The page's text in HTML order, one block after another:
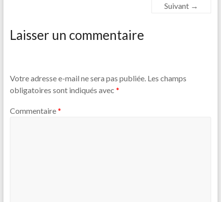
Suivant →
Laisser un commentaire
Votre adresse e-mail ne sera pas publiée. Les champs
obligatoires sont indiqués avec *
Commentaire*